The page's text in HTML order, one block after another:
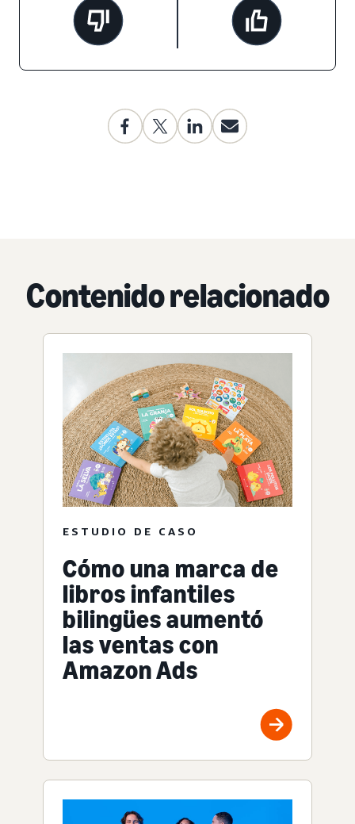
Contenido relacionado
ESTUDIO DE CASO
Cómo una marca de
libros infantiles
bilingües aumentó
las ventas con
Amazon Ads